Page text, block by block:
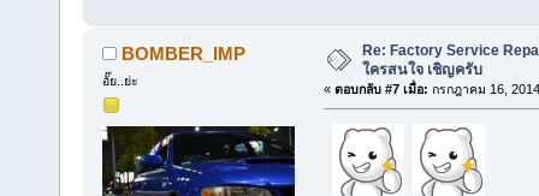
BOMBER_IMP
อั๊ย..ย่ะ
Re: Factory Service
ใครสนใจ เชิญครับ
« ตอบกลับ #7 เมื่อ: กรกฎาคม 16,